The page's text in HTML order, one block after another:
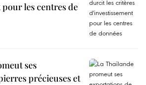
les centres de
ses
précieuses et